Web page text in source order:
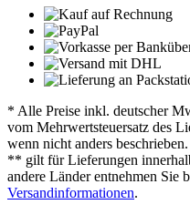
* Alle Preise inkl. deutscher
vom Mehrwertsteuersatz des
wenn nicht anders beschrieben.
** gilt für Lieferungen
andere Länder entnehmen Sie
Versandinformationen.